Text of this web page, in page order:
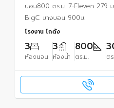
บอน800 ตร.ม. 7-Eleven 279
BigC บางบอน 900ม.
โรงงาน โกดัง
3
ห้องนอน
3
ห้องน้ำ
800
ตร.ม. ต